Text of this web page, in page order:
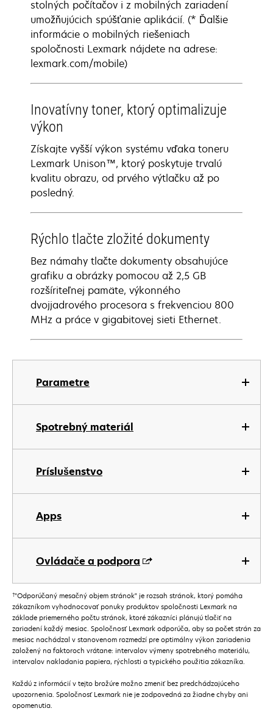
Parametre
Spotrebný materiál
Príslušenstvo
Apps
Ovládače a podpora
stolných počítačov i z mobilných zariadení
umožňujúcich spúšťanie aplikácií. (* Ďalšie
informácie o mobilných riešeniach
spoločnosti Lexmark nájdete na adrese:
lexmark.com/mobile)
Inovatívny toner, ktorý optimalizuje
výkon
Získajte vyšší výkon systému vďaka toneru
Lexmark Unison™, ktorý poskytuje trvalú
kvalitu obrazu, od prvého výtlačku až po
posledný.
Rýchlo tlačte zložité dokumenty
Bez námahy tlačte dokumenty obsahujúce
grafiku a obrázky pomocou až 2,5 GB
rozšíriteľnej pamäte, výkonného
dvojjadrového procesora s frekvenciou 800
MHz a práce v gigabitovej sieti Ethernet.
†"Odporúčaný mesačný objem stránok" je rozsah stránok, ktorý pomáha
zákazníkom vyhodnocovať ponuky produktov spoločnosti Lexmark na
základe priemerného počtu stránok, ktoré zákazníci plánujú tlačiť na
zariadení každý mesiac. Spoločnosť Lexmark odporúča, aby sa počet strán za
mesiac nachádzal v stanovenom rozmedzí pre optimálny výkon zariadenia
založený na faktoroch vrátane: intervalov výmeny spotrebného materiálu,
intervalov nakladania papiera, rýchlosti a typického použitia zákazníka.
Každú z informácií v tejto brožúre možno zmeniť bez predchádzajúceho
upozornenia. Spoločnosť Lexmark nie je zodpovedná za žiadne chyby ani
opomenutia.